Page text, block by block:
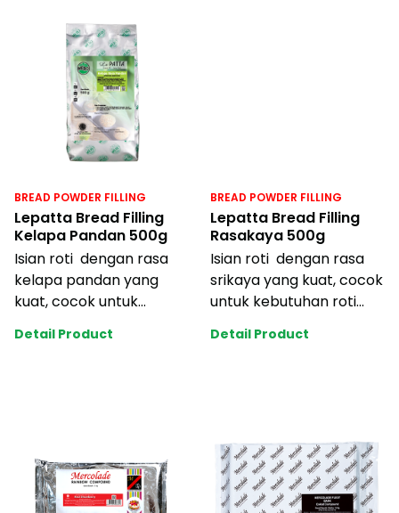
BREAD POWDER FILLING
Lepatta Bread Filling
Kelapa Pandan 500g
Isian roti dengan rasa
kelapa pandan yang
kuat, cocok untuk
anda dengan ha
Detail Product
BREAD POWDER FILLING
Lepatta Bread Filling
Rasakaya 500g
Isian roti dengan rasa
srikaya yang kuat, cocok
untuk kebutuhan roti
harga ya
Detail Product